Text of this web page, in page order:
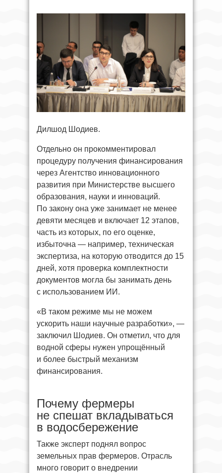
Дилшод Шодиев.
Отдельно он прокомментировал
процедуру получения финансирования
через Агентство инновационного
развития при Министерстве высшего
образования, науки и инноваций.
По закону она уже занимает не менее
девяти месяцев и включает 12 этапов,
часть из которых, по его оценке,
избыточна — например, техническая
экспертиза, на которую отводится до 15
дней, хотя проверка комплектности
документов могла бы занимать день
с использованием ИИ.
«В таком режиме мы не можем
ускорить наши научные разработки», —
заключил Шодиев. Он отметил, что для
водной сферы нужен упрощённый
и более быстрый механизм
финансирования.
Почему фермеры
не спешат вкладываться
в водосбережение
Также эксперт поднял вопрос
земельных прав фермеров. Отрасль
много говорит о внедрении